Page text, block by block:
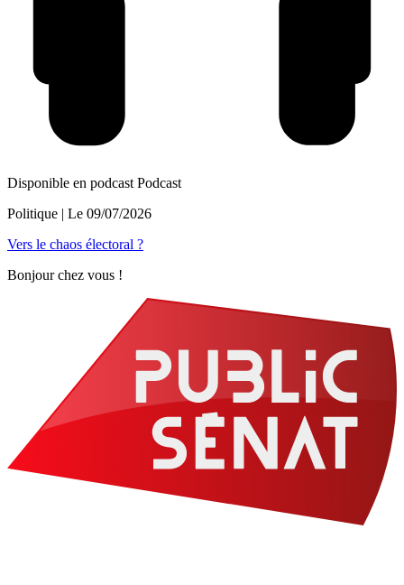
Disponible en podcast Podcast
Politique | Le 09/07/2026
Vers le chaos électoral ?
Bonjour chez vous !